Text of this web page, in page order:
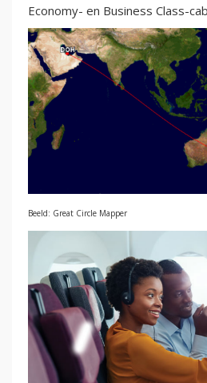
Economy- en Business Class-
Beeld: Great Circle Mapper